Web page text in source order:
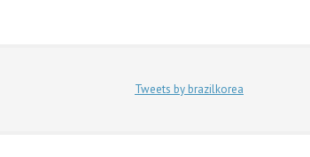
Tweets by brazilkorea